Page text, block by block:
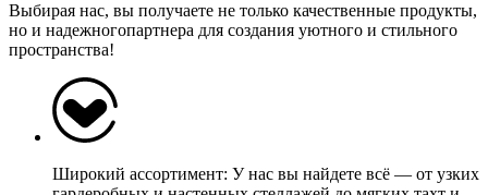
Выбирая нас, вы получаете не только качественные продукты,
но и надежногопартнера для создания уютного и стильного
пространства!
Широкий ассортимент: У нас вы найдете всё — от узких